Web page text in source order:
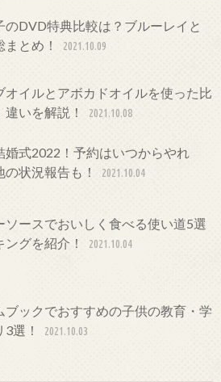
のDVD特典比較は？ブルーレイと
とめ！
2021.10.09
オイルとアボカドオイルを使った比
違いを解説！
2021.10.08
婚式2022！予約はいつからやれ
の状況報告も！
2021.10.04
ソースでおいしく食べる使い道5選
ングを紹介！
2021.10.04
ブックでおすすめの子供の教育・学
選！
2021.10.03